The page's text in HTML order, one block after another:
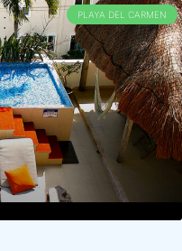
PLAYA DEL CARMEN